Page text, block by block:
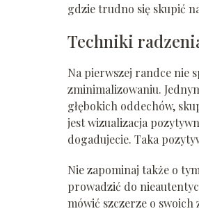
gdzie trudno się skupić
Techniki
Na pierwszej randce nie
zminimalizowaniu.
głębokich oddechów,
jest wizualizacja
dogadujecie. Taka
Nie zapominaj także o
prowadzić do
mówić szczerze o swoich